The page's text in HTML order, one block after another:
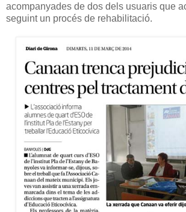
acompanyades de dos dels usuaris que
seguint un procés de rehabilitació.